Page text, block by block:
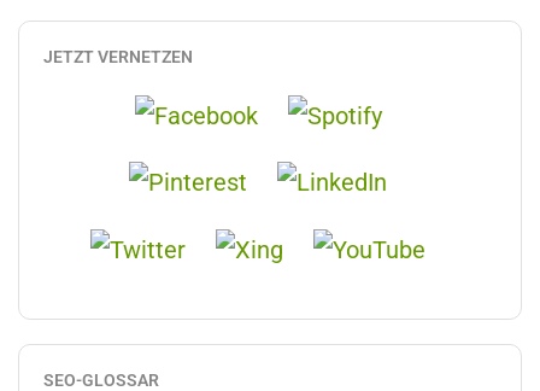
JETZT VERNETZEN
SEO-GLOSSAR